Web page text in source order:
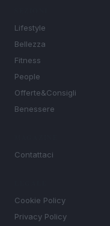
Lifestyle
Bellezza
Fitness
People
Offerte&Consigli
Benessere
Contattaci
Cookie Policy
Privacy Policy